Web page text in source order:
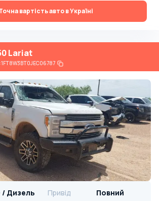
вартість авто в Україні
Lariat
1FT8W3BT0JEC06787
/ Дизель Привід Повний